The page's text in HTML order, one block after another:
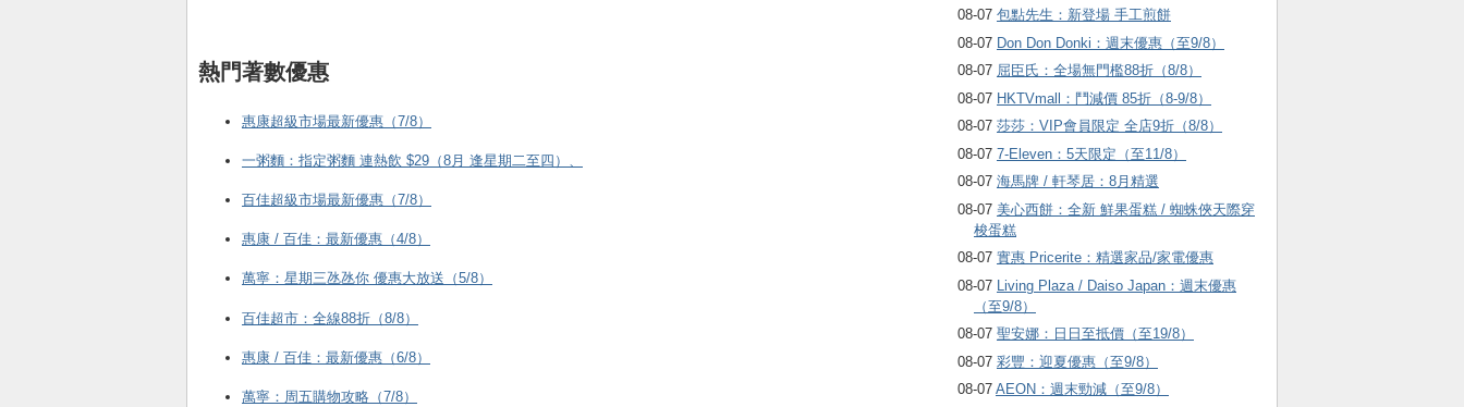
08-07 包點先生：新登場 手工煎餅
08-07 Don Don Donki：週末優惠（至9/8）
08-07 屈臣氏：全場無門檻88折（8/8）
08-07 HKTVmall ：鬥減價 85折（8-9/8）
08-07 莎莎：VIP會員限定 全店9折（8/8）
08-07 7-Eleven：5天限定（至11/8）
08-07 海馬牌 / 軒琴居：8月精選
08-07 美心西餅：全新 鮮果蛋糕 / 蜘蛛俠天際穿
梭蛋糕
08-07 實惠 Pricerite：精選家品/家電優惠
08-07
Living Plaza / Daiso Japan：週末優惠
（至9/8）
08-07 聖安娜：日日至抵價（至19/8）
08-07 彩豐：迎夏優惠（至9/8）
08-07 AEON：週末勁減（至9/8）
熱門著數優惠
惠康超級市場最新優惠（7/8）
一粥麵：指定粥麵 連熱飲 $29（8月 逢星期二至四）、
百佳超級市場最新優惠（7/8）
惠康 / 百佳：最新優惠（4/8）
萬寧：星期三氹氹你 優惠大放送（5/8）
百佳超市：全線88折（8/8）
惠康 / 百佳：最新優惠（6/8）
萬寧：周五購物攻略（7/8）